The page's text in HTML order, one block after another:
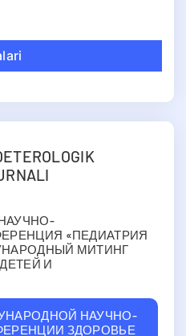
«ПЕДИАТРИЯ
МИТИНГ
И
НАУЧНО-
ЗДОРОВЬЕ